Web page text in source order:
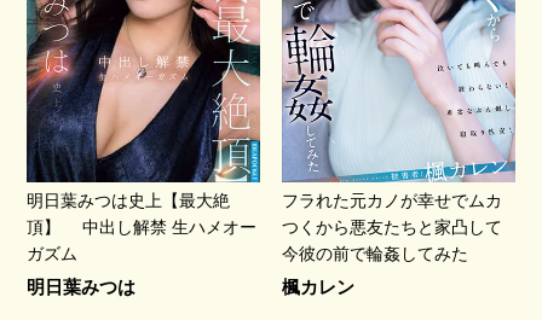
明日葉みつは史上【最大絶
頂】 中出し解禁 生ハメオー
ガズム
明日葉みつは
フラれた元カノが幸せでムカ
つくから悪友たちと家凸して
今彼の前で輪姦してみた
楓カレン